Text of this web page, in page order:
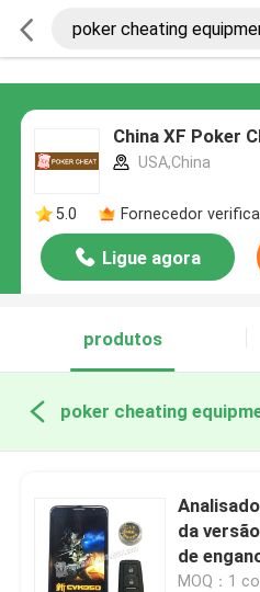
China XF Poker
USA,China
5.0 Fornecedor
Ligue agora
produtos
da
de
dourado
MOQ：1